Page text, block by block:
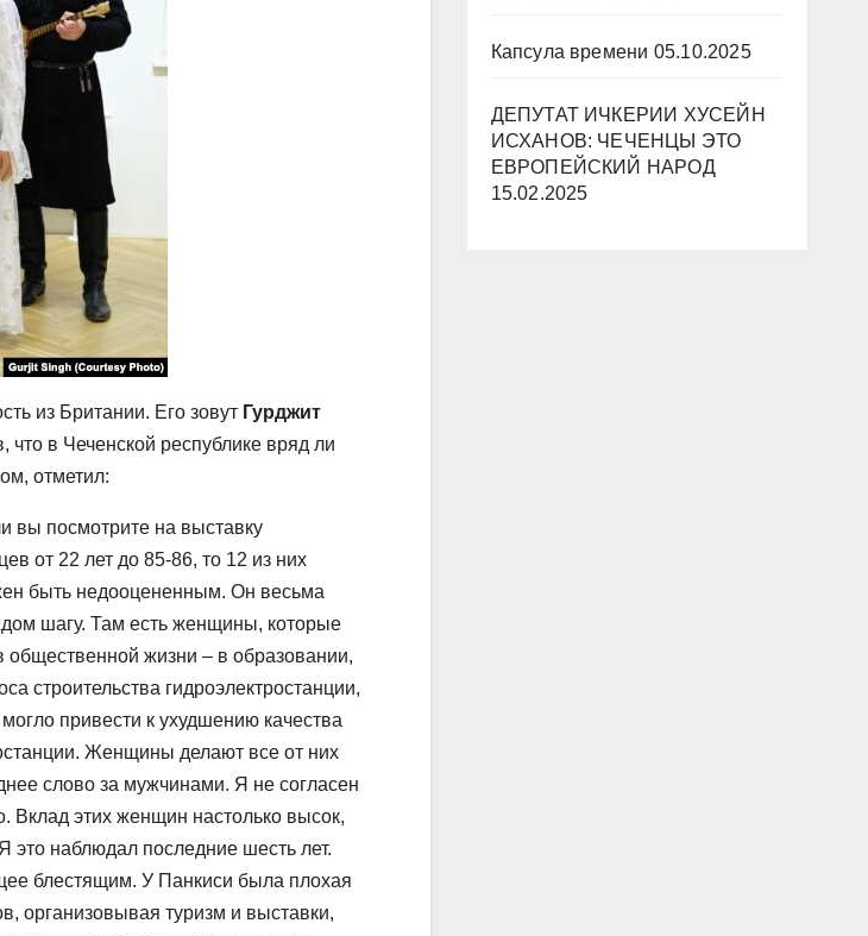
из Британии. Его зовут Гурджит
в Чеченской республике вряд ли
отметил:
вы посмотрите на выставку
от 22 лет до 85-86, то 12 из них
быть недооцененным. Он весьма
шагу. Там есть женщины, которые
общественной жизни – в образовании,
строительства гидроэлектростанции,
привести к ухудшению качества
Женщины делают все от них
слово за мужчинами. Я не согласен
Вклад этих женщин настолько высок,
это наблюдал последние шесть лет.
блестящим. У Панкиси была плохая
организовывая туризм и выставки,
Капсула времени 05.10.2025
ДЕПУТАТ ИЧКЕРИИ ХУСЕЙН
ИСХАНОВ: ЧЕЧЕНЦЫ ЭТО
ЕВРОПЕЙСКИЙ НАРОД
15.02.2025